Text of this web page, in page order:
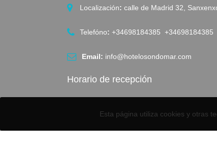
Localización: calle de Madrid 32,
Telefóno: +34698184385 +34698184385
Email: info@hotelosondomar.com
Horario de recepción
Entradas: a partir de las 15H.
El check in presencial se realiza de 15 a
Esta página utiliza cookies y otras